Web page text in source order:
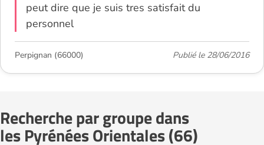
peut dire que je suis tres satisfait du
personnel
Perpignan (66000) Publié le 28/06/2016
Recherche par groupe dans
les Pyrénées Orientales (66)